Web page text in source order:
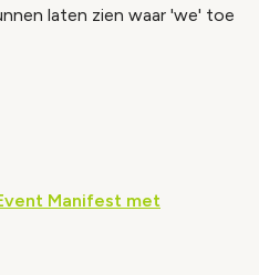
laten zien waar 'we' toe
instellingen
Manifest met